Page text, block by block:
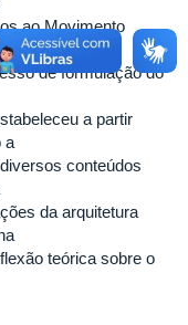
ao Movimento
de formulação do
a partir
a
conteúdos
da arquitetura
teórica sobre o